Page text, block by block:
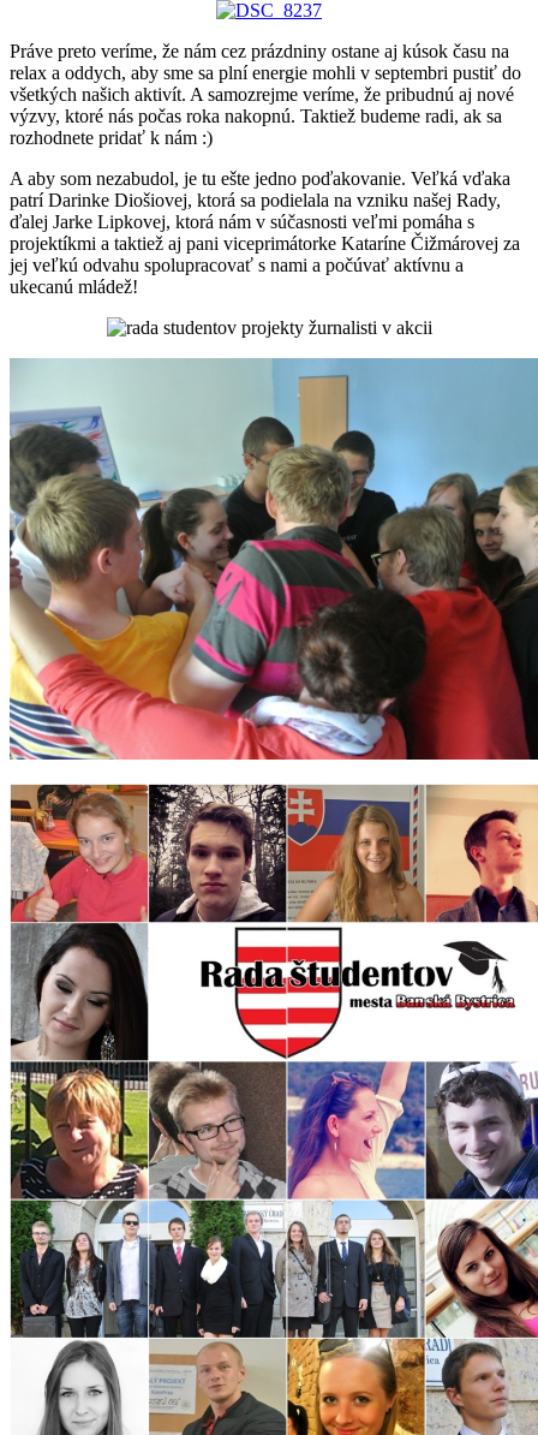
Práve preto veríme, že nám cez prázdniny ostane aj kúsok času na
relax a oddych, aby sme sa plní energie mohli v septembri pustiť do
všetkých našich aktivít. A samozrejme veríme, že pribudnú aj nové
výzvy, ktoré nás počas roka nakopnú. Taktiež budeme radi, ak sa
rozhodnete pridať k nám :)
A aby som nezabudol, je tu ešte jedno poďakovanie. Veľká vďaka
patrí Darinke Diošiovej, ktorá sa podielala na vzniku našej Rady,
ďalej Jarke Lipkovej, ktorá nám v súčasnosti veľmi pomáha s
projektíkmi a taktiež aj pani viceprimátorke Kataríne Čižmárovej za
jej veľkú odvahu spolupracovať s nami a počúvať aktívnu a
ukecanú mládež!